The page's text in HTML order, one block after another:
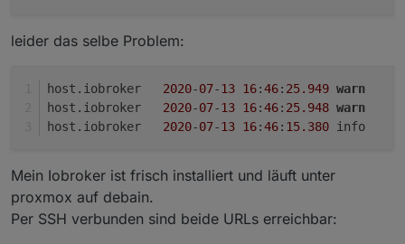
leider das selbe Problem:
2020-07-13 16:46: 25.949 warn
2020-07-13 16:46: 25.948 warn
2020-07-13 16:46: 15.380
Mein Iobroker ist frisch installiert und läuft unter
proxmox auf debain.
Per SSH verbunden sind beide URLs erreichbar: